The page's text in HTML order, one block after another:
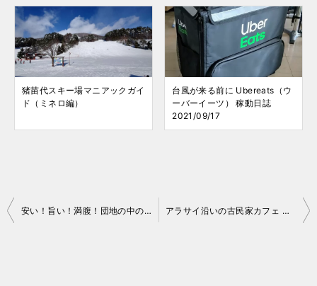
猪苗代スキー場マニアックガイ
ド（ミネロ編）
台風が来る前に Ubereats（ウ
ーバーイーツ） 稼動日誌
2021/09/17
投
安い！旨い！満腹！団地の中の本格沖縄家庭料理店「きしみ～る」さん アラサイ沿いの古民家カフェ ライド日誌 No.004